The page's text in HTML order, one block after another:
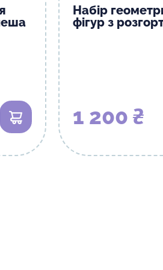
В кошик
Набір
фігур з
1 200 ₴